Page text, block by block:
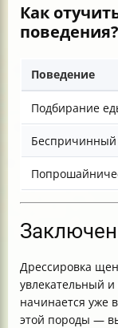
Как
поведения?
Поведение
Подбирание
Беспричинный
Дрессировка
увлекательный
начинается уже
этой породы —